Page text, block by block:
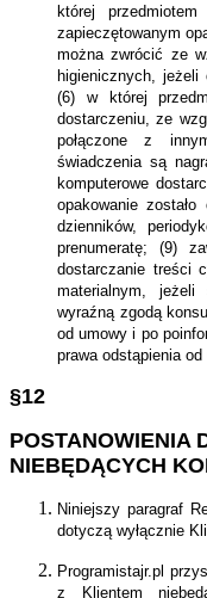
której
zapieczętowanym
można zwrócić ze
higienicznych, jeżeli
(6) w której
dostarczeniu, ze
połączone z
świadczenia są
komputerowe
opakowanie
dzienników,
prenumeratę; (9)
dostarczanie treści
materialnym, jeżeli
wyraźną zgodą
od umowy i po
prawa odstąpienia od
§12
POSTANOWIENIA
NIEBĘDĄCYCH
Niniejszy paragraf
dotyczą wyłącznie
Programistajr.pl
z Klientem